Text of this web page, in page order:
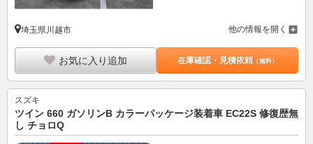
埼玉県川越市 他の情報を開く
お気に入り追加 在庫確認・見積依頼（無料）
スズキ
ツイン 660 ガソリンB カラーパッケージ装着車 EC22S 修復歴無
し チョロQ